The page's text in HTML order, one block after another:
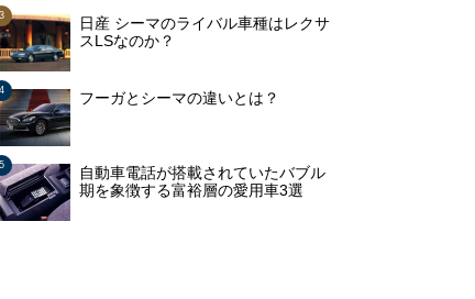
日産 シーマのライバル車種はレクサ
スLSなのか？
フーガとシーマの違いとは？
自動車電話が搭載されていたバブル
期を象徴する富裕層の愛用車3選